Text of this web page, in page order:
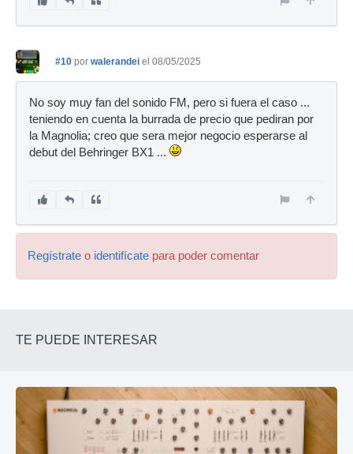
#10 por walerandei el 08/05/2025
No soy muy fan del sonido FM, pero si fuera el caso ...
teniendo en cuenta la burrada de precio que pediran por
la Magnolia; creo que sera mejor negocio esperarse al
debut del Behringer BX1 ...
Regístrate o identifícate para poder comentar
TE PUEDE INTERESAR